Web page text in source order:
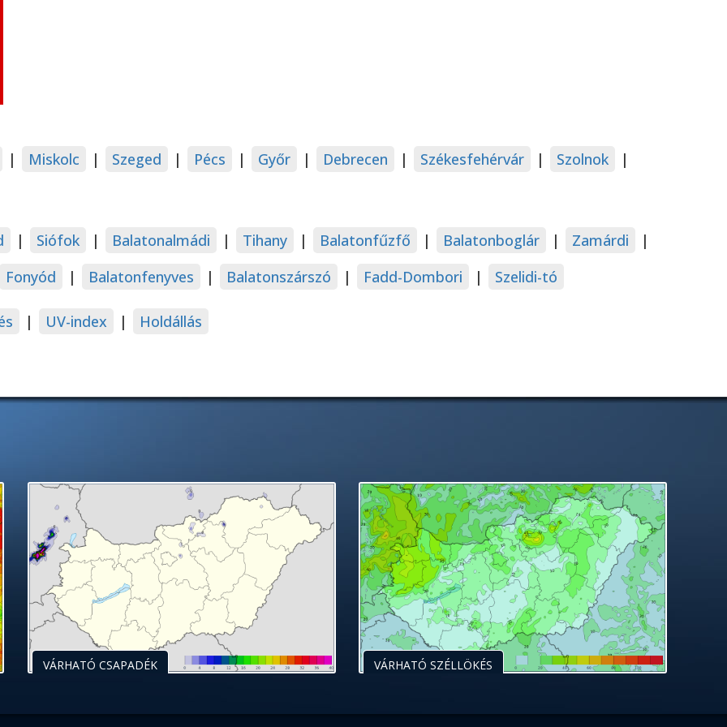
| Miskolc | Szeged | Pécs | Győr | Debrecen | Székesfehérvár | Szolnok
|
| Siófok | Balatonalmádi | Tihany | Balatonfűzfő | Balatonboglár | Zamárdi
|
Fonyód | Balatonfenyves | Balatonszárszó | Fadd-Dombori | Szelidi-tó
| UV-index | Holdállás
VÁRHATÓ CSAPADÉK VÁRHATÓ SZÉLLÖKÉS